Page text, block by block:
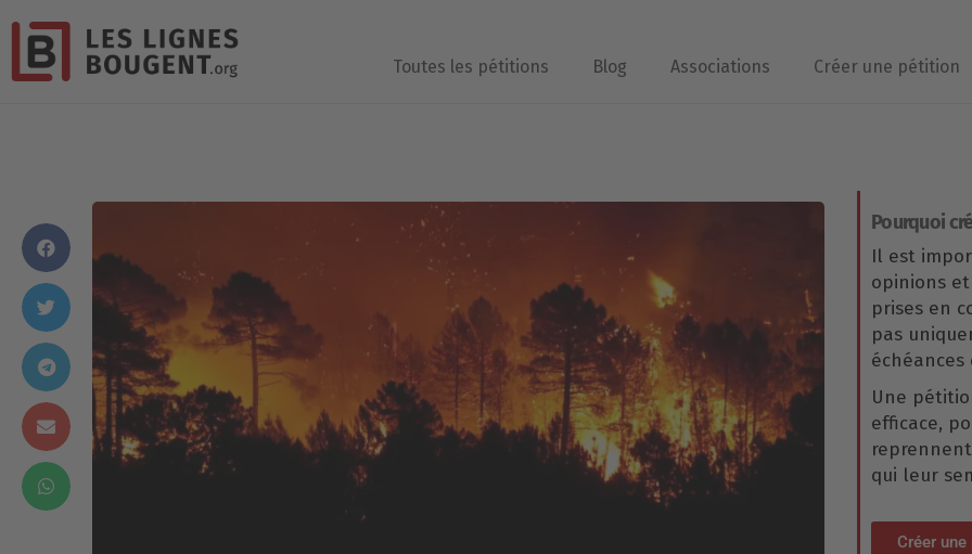
Toutes les pétitions Blog Associations Créer une pétition
Pourquoi
Il est
opinions
prises en
pas
Une
efficace,
qui leur
Créer